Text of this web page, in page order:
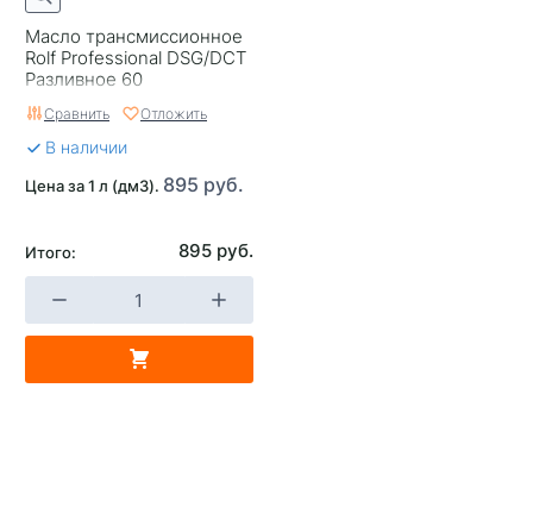
Масло трансмиссионное
Rolf Professional DSG/DCT
Разливное 60
Сравнить Отложить
В наличии
Цена за 1 л (дм3). 895 руб.
Итого: 895 руб.